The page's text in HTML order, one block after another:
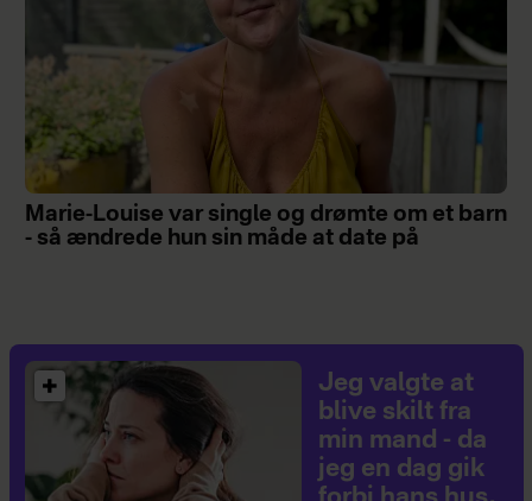
Marie-Louise var single og drømte om et barn
- så ændrede hun sin måde at date på
Jeg valgte at
blive skilt fra
min mand - da
jeg en dag gik